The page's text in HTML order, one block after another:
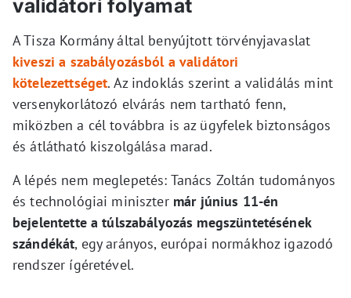
validátori folyamat
A Tisza Kormány által benyújtott törvényjavaslat
kiveszi a szabályozásból a validátori
kötelezettséget. Az indoklás szerint a validálás mint
versenykorlátozó elvárás nem tartható fenn,
miközben a cél továbbra is az ügyfelek biztonságos
és átlátható kiszolgálása marad.
A lépés nem meglepetés: Tanács Zoltán tudományos
és technológiai miniszter már június 11-én
bejelentette a túlszabályozás megszüntetésének
szándékát, egy arányos, európai normákhoz igazodó
rendszer ígéretével.